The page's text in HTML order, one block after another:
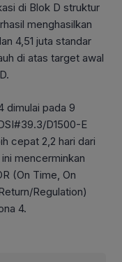
di Blok D struktur
menghasilkan
4,51 juta standar
di atas target awal
dimulai pada 9
D1500-E
cepat 2,2 hari dari
mencerminkan
(On Time, On
Regulation)
4.